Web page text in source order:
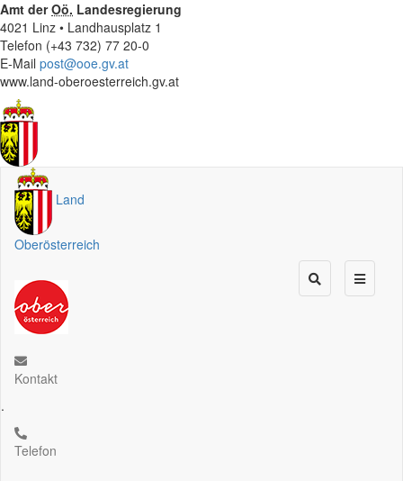
Amt derOö. Landesregierung
4021 Linz • Landhausplatz 1
Telefon (+43 732) 77 20-0
E-Mail post@ooe.gv.at
www.land-oberoesterreich.gv.at
Land
Oberösterreich
Kontakt
.
Telefon
.